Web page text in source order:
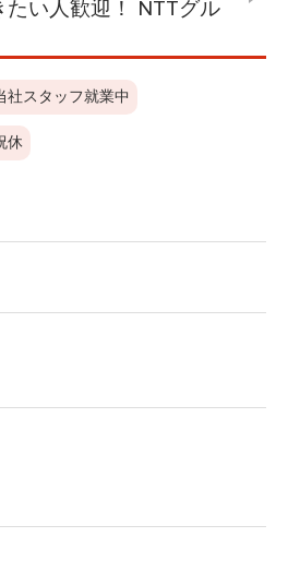
い人歓迎！ NTTグル
社スタッフ就業中
休